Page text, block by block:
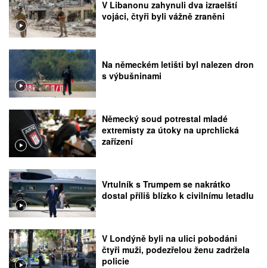
V Libanonu zahynuli dva izraelští
vojáci, čtyři byli vážně zraněni
Na německém letišti byl nalezen dron
s výbušninami
Německý soud potrestal mladé
extremisty za útoky na uprchlická
zařízení
Vrtulník s Trumpem se nakrátko
dostal příliš blízko k civilnímu letadlu
V Londýně byli na ulici pobodáni
čtyři muži, podezřelou ženu zadržela
policie